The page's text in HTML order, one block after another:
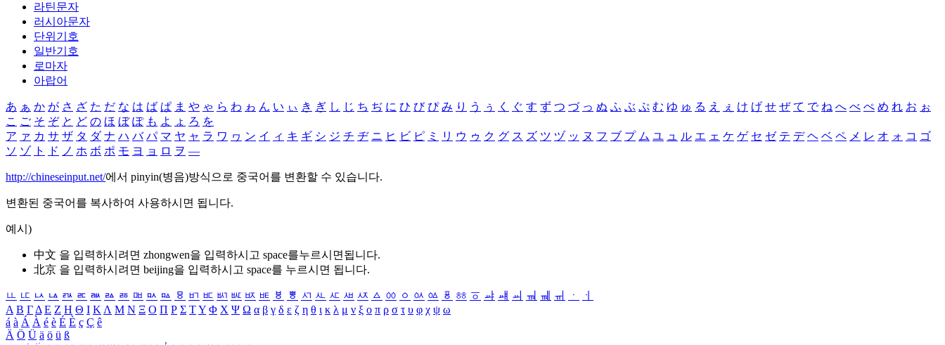
라틴문자
러시아문자
단위기호
일반기호
로마자
아랍어
あ ぁ か が さ ざ た だ な は ば ぱ ま や ゃ ら わ ゎ ん い ぃ き ぎ し じ ち ぢ に ひ び ぴ み り う ぅ く ぐ す ず つ づ っ ぬ ふ ぶ ぷ む ゆ ゅ る え ぇ け げ せ ぜ て で ね へ べ ぺ め れ お ぉ
こ ご そ ぞ と ど の ほ ぼ ぽ も よ ょ ろ を
ア ァ カ サ ザ タ ダ ナ ハ バ パ マ ヤ ャ ラ ワ ヮ ン イ ィ キ ギ シ ジ チ ヂ ニ ヒ ビ ピ ミ リ ウ ゥ ク グ ス ズ ツ ヅ ッ ヌ フ ブ プ ム ユ ュ ル エ ェ ケ ゲ セ ゼ テ デ ヘ ベ ペ メ レ オ ォ コ ゴ
ソ ゾ ト ド ノ ホ ボ ポ モ ヨ ョ ロ ヲ ―
http://chineseinput.net/에서 pinyin(병음)방식으로 중국어를 변환할 수 있습니다.
변환된 중국어를 복사하여 사용하시면 됩니다.
예시)
中文 을 입력하시려면 zhongwen을 입력하시고 space를누르시면됩니다.
北京 을 입력하시려면 beijing을 입력하시고 space를 누르시면 됩니다.
ㅥ ㅦ ㅧ ㅨ ㅩ ㅪ ㅫ ㅬ ㅭ ㅮ ㅯ ㅰ ㅱ ㅲ ㅳ ㅴ ㅵ ㅶ ㅷ ㅸ ㅹ ㅺ ㅻ ㅼ ㅽ ㅾ ㅿ ㆀ ㆁ ㆂ ㆃ ㆄ ㆅ ㆆ ㆇ ㆈ ㆉ ㆊ ㆋ ㆌ ㆍ
ㆎ
Α Β ΓΔ Ε Ζ Η Θ Ι ΚΛ Μ Ν Ξ Ο Π Ρ Σ ΤΥ Φ Χ Ψ Ω α β γ δ ε ζ η θ ι κ λ μ ν ξ ο π ρ σ τ υ φ χ ψ ω
á à Á À é è É È ç Ç ê
Ä Ö Ü ä ö ü ß